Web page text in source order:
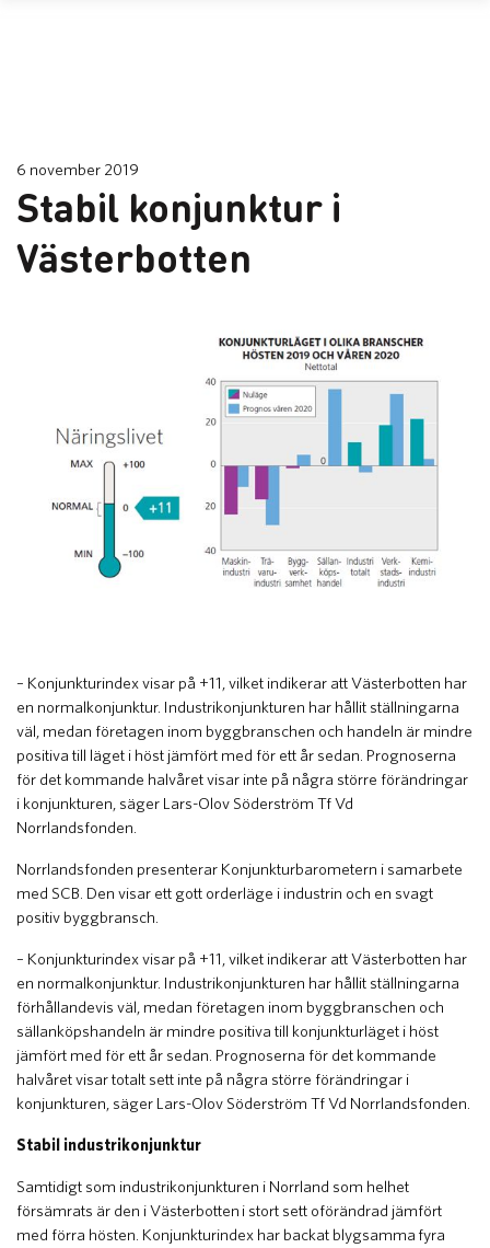
6 november 2019
Stabil konjunktur i
Västerbotten
– Konjunkturindex visar på +11, vilket indikerar att Västerbotten har
en normalkonjunktur. Industrikonjunkturen har hållit ställningarna
väl, medan företagen inom byggbranschen och handeln är mindre
positiva till läget i höst jämfört med för ett år sedan. Prognoserna
för det kommande halvåret visar inte på några större förändringar
i konjunkturen, säger Lars-Olov Söderström Tf Vd
Norrlandsfonden.
Norrlandsfonden presenterar Konjunkturbarometern i samarbete
med SCB. Den visar ett gott orderläge i industrin och en svagt
positiv byggbransch.
– Konjunkturindex visar på +11, vilket indikerar att Västerbotten har
en normalkonjunktur. Industrikonjunkturen har hållit ställningarna
förhållandevis väl, medan företagen inom byggbranschen och
sällanköpshandeln är mindre positiva till konjunkturläget i höst
jämfört med för ett år sedan. Prognoserna för det kommande
halvåret visar totalt sett inte på några större förändringar i
konjunkturen, säger Lars-Olov Söderström Tf Vd Norrlandsfonden.
Stabil industrikonjunktur
Samtidigt som industrikonjunkturen i Norrland som helhet
försämrats är den i Västerbotten i stort sett oförändrad jämfört
med förra hösten. Konjunkturindex har backat blygsamma fyra